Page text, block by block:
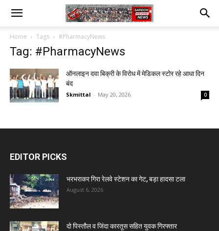
Home Tags #PharmacyNews
Tag: #PharmacyNews
ऑनलाइन दवा बिक्री के विरोध में मेडिकल स्टोर रहे आधा दिन
बंद
Skmittal - May 20, 2026 0
EDITOR PICKS
भरभराकर गिरा रेलवे स्टेशन का गेट, बड़ा हादसा टला
August 6, 2026
दो पिस्तौल व जिंदा कारतूस सहित युवक गिरफ्तार